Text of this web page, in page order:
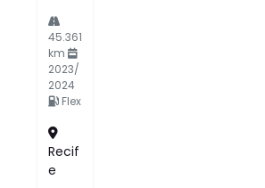
45.361
km
2023/
2024
Flex
Recif
E